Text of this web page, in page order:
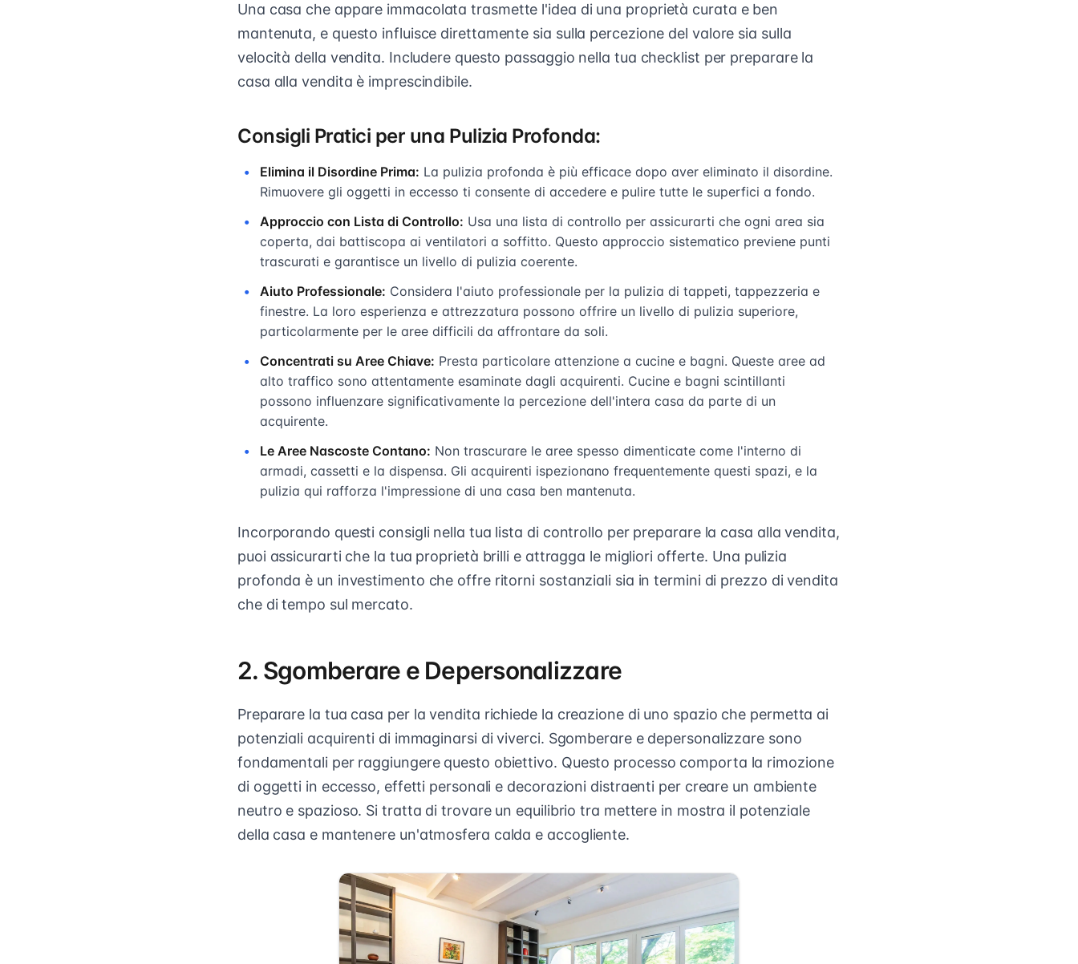
Una casa che appare immacolata trasmette l'idea di una proprietà curata e ben
mantenuta, e questo influisce direttamente sia sulla percezione del valore sia sulla
velocità della vendita. Includere questo passaggio nella tua checklist per preparare la
casa alla vendita è imprescindibile.
Consigli Pratici per una Pulizia Profonda:
Elimina il Disordine Prima: La pulizia profonda è più efficace dopo aver eliminato il disordine.
Rimuovere gli oggetti in eccesso ti consente di accedere e pulire tutte le superfici a fondo.
Approccio con Lista di Controllo: Usa una lista di controllo per assicurarti che ogni area sia
coperta, dai battiscopa ai ventilatori a soffitto. Questo approccio sistematico previene punti
trascurati e garantisce un livello di pulizia coerente.
Aiuto Professionale: Considera l'aiuto professionale per la pulizia di tappeti, tappezzeria e
finestre. La loro esperienza e attrezzatura possono offrire un livello di pulizia superiore,
particolarmente per le aree difficili da affrontare da soli.
Concentrati su Aree Chiave: Presta particolare attenzione a cucine e bagni. Queste aree ad
alto traffico sono attentamente esaminate dagli acquirenti. Cucine e bagni scintillanti
possono influenzare significativamente la percezione dell'intera casa da parte di un
acquirente.
Le Aree Nascoste Contano: Non trascurare le aree spesso dimenticate come l'interno di
armadi, cassetti e la dispensa. Gli acquirenti ispezionano frequentemente questi spazi, e la
pulizia qui rafforza l'impressione di una casa ben mantenuta.
Incorporando questi consigli nella tua lista di controllo per preparare la casa alla vendita,
puoi assicurarti che la tua proprietà brilli e attragga le migliori offerte. Una pulizia
profonda è un investimento che offre ritorni sostanziali sia in termini di prezzo di vendita
che di tempo sul mercato.
2. Sgomberare e Depersonalizzare
Preparare la tua casa per la vendita richiede la creazione di uno spazio che permetta ai
potenziali acquirenti di immaginarsi di viverci. Sgomberare e depersonalizzare sono
fondamentali per raggiungere questo obiettivo. Questo processo comporta la rimozione
di oggetti in eccesso, effetti personali e decorazioni distraenti per creare un ambiente
neutro e spazioso. Si tratta di trovare un equilibrio tra mettere in mostra il potenziale
della casa e mantenere un'atmosfera calda e accogliente.